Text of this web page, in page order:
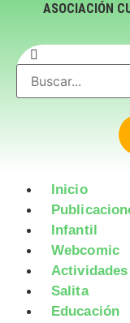
ASOCIACIÓN
Inicio
Infantil
Webcomic
Actividades
Salita
Educación